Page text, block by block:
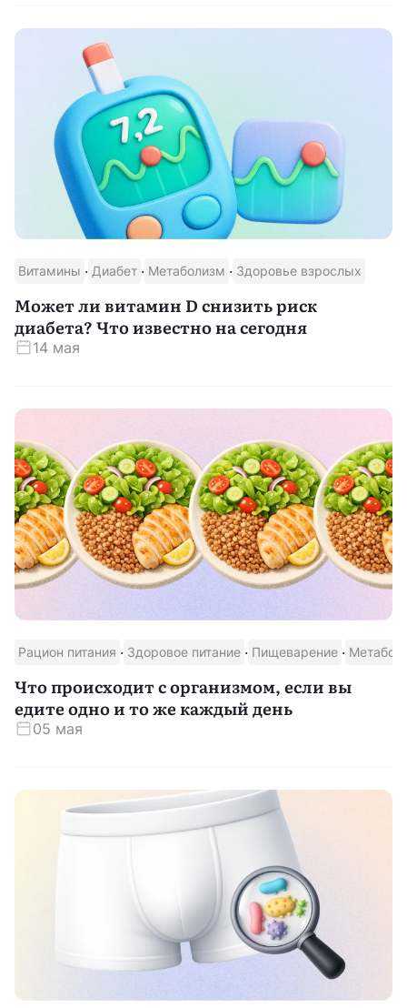
Витамины · Диабет · Метаболизм · Здоровье взрослых
Может ли витамин D снизить риск
диабета? Что известно на сегодня
14 мая
Рацион питания · Здоровое питание · Пищеварение ·
Что происходит с организмом, если вы
едите одно и то же каждый день
05 мая